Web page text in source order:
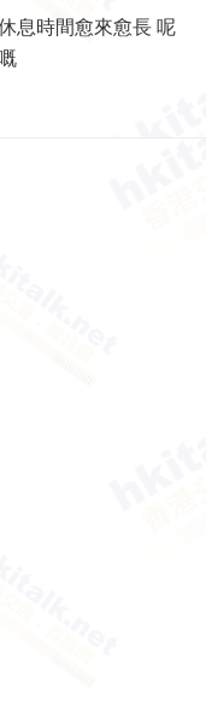
息時間愈來愈長 呢